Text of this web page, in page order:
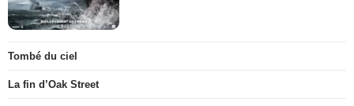
Tombé du ciel
La fin d’Oak Street